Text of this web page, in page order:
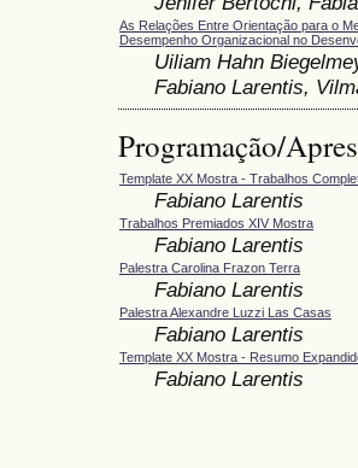
As Relações Entre Orientação para o
Desempenho Organizacional no
Uiliam Hahn
Fabiano Larentis,
Programação/
Template XX Mostra - Trabalhos
Fabiano Larentis
Trabalhos Premiados XIV Mostra
Fabiano Larentis
Palestra Carolina Frazon Terra
Fabiano Larentis
Palestra Alexandre Luzzi Las Casas
Fabiano Larentis
Template XX Mostra - Resumo
Fabiano Larentis